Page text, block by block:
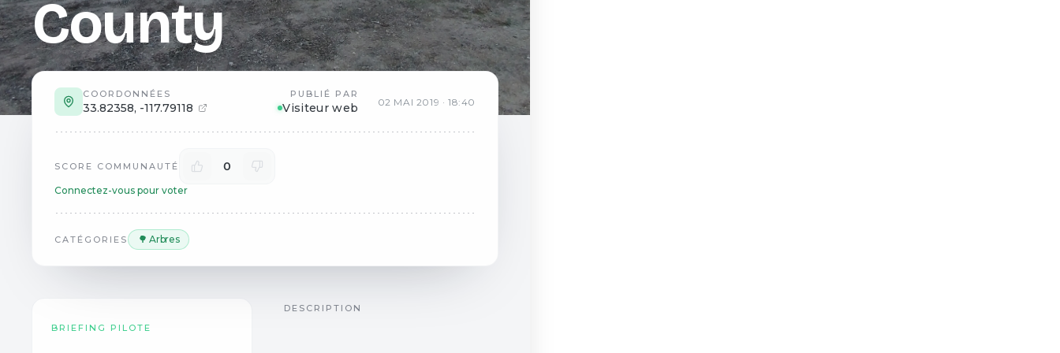
County
COORDONNÉES
33.82358, -117.79118
PUBLIÉ PAR
Visiteur web 02 MAI 2019 · 18:40
SCORE COMMUNAUTÉ 0
Connectez-vous pour voter
CATÉGORIES 🌳 Arbres
BRIEFING PILOTE
DESCRIPTION